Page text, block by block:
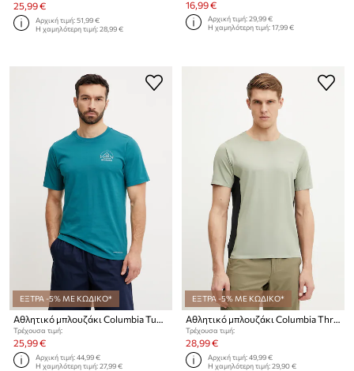
25,99 €
Αρχική τιμή:51,99 €
Η χαμηλότερη τιμή:28,99 €
16,99 €
Αρχική τιμή:29,99 €
Η χαμηλότερη τιμή:17,99 €
ΕΞΤΡΑ -5% ΜΕ ΚΩΔΙΚΟ*
Αθλητικό μπλουζάκι Columbia Tunnel Valley
Τρέχουσα τιμή:
25,99 €
Αρχική τιμή:44,99 €
Η χαμηλότερη τιμή:27,99 €
ΕΞΤΡΑ -5% ΜΕ ΚΩΔΙΚΟ*
Αθλητικό μπλουζάκι Columbia Three Pitch
Τρέχουσα τιμή:
28,99 €
Αρχική τιμή:49,99 €
Η χαμηλότερη τιμή:29,90 €